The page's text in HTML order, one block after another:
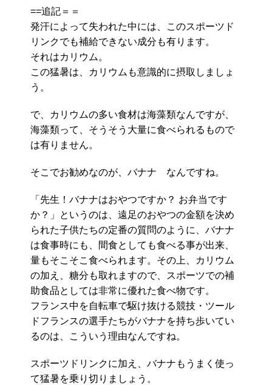
==追記＝＝
発汗によって失われた中には、このスポーツド
リンクでも補給できない成分も有ります。
それはカリウム。
この猛暑は、カリウムも意識的に摂取しましょ
う。
で、カリウムの多い食材は海藻類なんですが、
海藻類って、そうそう大量に食べられるもので
は有りません。
そこでお勧めなのが、バナナ なんですね。
「先生！バナナはおやつですか？ お弁当です
か？」というのは、遠足のおやつの金額を決め
られた子供たちの定番の質問のように、バナナ
は食事時にも、間食としても食べる事が出来、
量もそこそこ食べられます。その上、カリウム
の加え、糖分も取れますので、スポーツでの補
助食品としては非常に優れた食べ物です。
フランス中を自転車で駆け抜ける競技・ツール
ドフランスの選手たちがバナナを持ち歩いてい
るのは、こういう理由なんですね。
スポーツドリンクに加え、バナナもうまく使っ
て猛暑を乗り切りましょう。